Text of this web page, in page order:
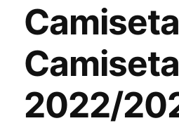
2022/